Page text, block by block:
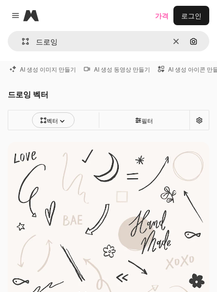
Close menu
Magnific
지우기이미지
가격 로그인
AI 생성 이미지 만들기 AI 생성 동영상 만들기 AI 생성 아이콘 만
드로잉 벡터
벡터 필터